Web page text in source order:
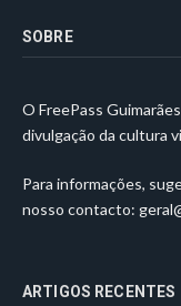
SOBRE
O FreePass
divulgação da cultura
Para informações,
nosso contacto:
ARTIGOS RECENTES